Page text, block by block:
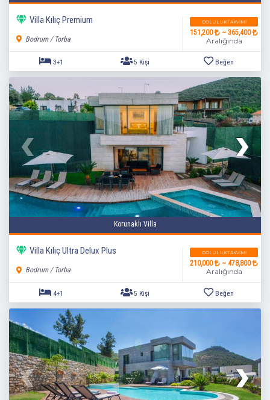
Villa Kılıç Premium
Bodrum / Torba
DOLULUK TAKVIMI
151,200 ~ 365,400
Aralığında
5 Kişi Beğen
Korunaklı Villa
Villa Kılıç Ultra Delux Plus
Bodrum / Torba
DOLULUK TAKVIMI
210,000 ~ 478,800
Aralığında
4+1 5 Kişi Beğen